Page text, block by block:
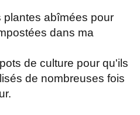
plantes abîmées pour
dans ma
de culture pour qu'ils
de nombreuses fois